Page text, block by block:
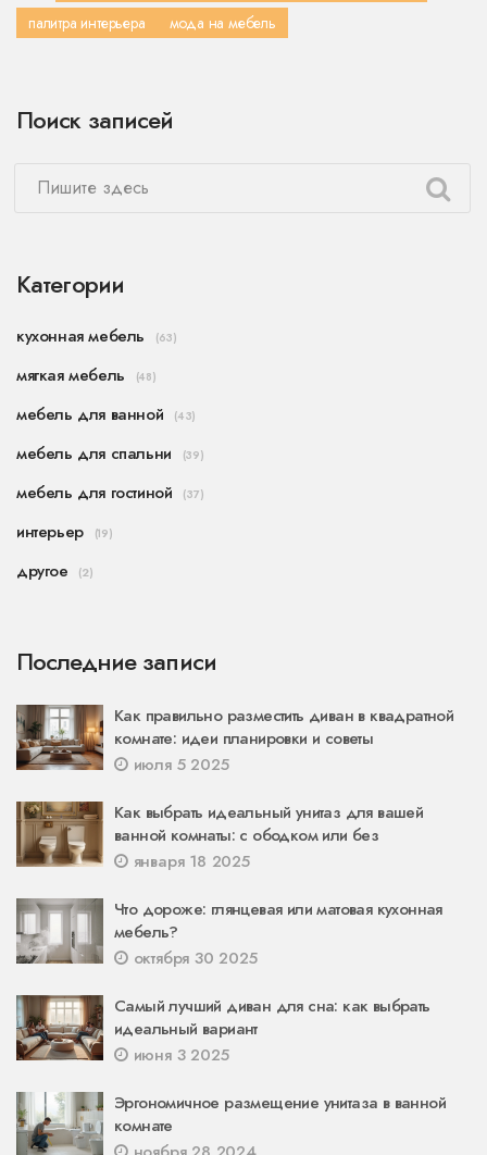
палитра интерьера
мода на мебель
Поиск записей
Категории
кухонная мебель (63)
мягкая мебель (48)
мебель для ванной (43)
мебель для спальни (39)
мебель для гостиной (37)
интерьер (19)
другое (2)
Последние записи
Как правильно разместить диван в квадратной
комнате: идеи планировки и советы
июля 5 2025
Как выбрать идеальный унитаз для вашей
ванной комнаты: с ободком или без
января 18 2025
Что дороже: глянцевая или матовая кухонная
мебель?
октября 30 2025
Самый лучший диван для сна: как выбрать
идеальный вариант
июня 3 2025
Эргономичное размещение унитаза в ванной
комнате